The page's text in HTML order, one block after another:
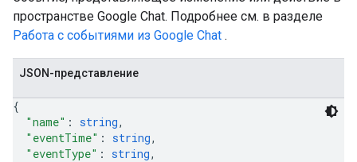
пространстве Google Chat. Подробнее см. в разделе
Работа с событиями из Google Chat .
JSON-представление
{
"name" : string,
"eventTime" : string,
"eventType" : string,